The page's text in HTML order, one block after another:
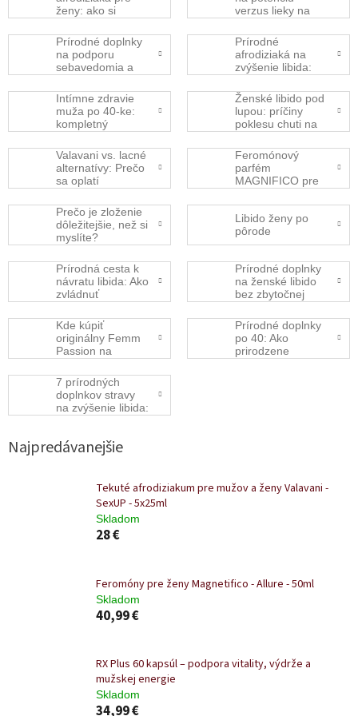
ženy: ako si
produkty na
zvýšenie chuti na
sex bez
vedľajších účinkov
verzus lieky na
účinnosť a kedy
ísť k lekárovi
Prírodné doplnky
na podporu
sebavedomia a
čo funguje popri
feromónových
parfémoch?
Prírodné
afrodiziaká na
zvýšenie libida:
bezpečné
produkty z
e‑shopu a na čo
si dať pozor
Intímne zdravie
muža po 40-ke:
kompletný
prevenciou
problémov s
erekciou a stratou
chuti na sex
Ženské libido pod
lupou: príčiny
poklesu chuti na
siahnuť po
prírodných
afrodiziakách
Valavani vs. lacné
alternatívy: Prečo
sa oplatí
prémiových
doplnkov pre
sexuálnu vitalitu?
Feromónový
parfém
MAGNIFICO pre
kúpiť, aké má
účinky a čo
hovoria
skúsenosti? +
doručenie
Prečo je zloženie
dôležitejšie, než si
myslíte?
Libido ženy po
pôrode
Prírodná cesta k
návratu libida: Ako
zvládnuť
a hormonálnu
nerovnováhu u
žien
Prírodné doplnky
na ženské libido
bez zbytočnej
bezpečne
objednať online a
ako si vybrať ten
správny
Kde kúpiť
originálny Femm
Passion na
sprievodca
rýchlym a 100 %
diskrétnym
nákupom online
Prírodné doplnky
po 40: Ako
prirodzene
7 prírodných
doplnkov stravy
na zvýšenie libida:
syntetických látok
Koncept Názov 7
doplnkov stravy
na zvýšenie libida:
Ako podporiť
túžbu bez
syntetickýc
Najpredávanejšie
Tekuté afrodiziakum pre mužov a ženy Valavani -
SexUP - 5x25ml
Skladom
28 €
Feromóny pre ženy Magnetifico - Allure - 50ml
Skladom
40,99 €
RX Plus 60 kapsúl – podpora vitality, výdrže a
mužskej energie
Skladom
34,99 €